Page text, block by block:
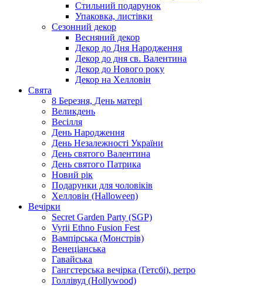
Стильний подарунок
Упаковка, листівки
Сезонний декор
Весняний декор
Декор до Дня Народження
Декор до дня св. Валентина
Декор до Нового року
Декор на Хелловін
Свята
8 Березня, День матері
Великдень
Весілля
День Народження
День Незалежності України
День святого Валентина
День святого Патрика
Новий рік
Подарунки для чоловіків
Хелловін (Halloween)
Вечірки
Secret Garden Party (SGP)
Vyrii Ethno Fusion Fest
Вампірська (Монстрів)
Венеціанська
Гавайська
Гангстерська вечірка (Гетсбі), ретро
Голлівуд (Hollywood)